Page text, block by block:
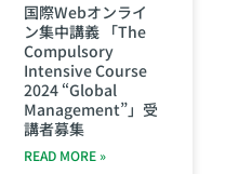
国際Webオンライ
ン集中講義 「The
Compulsory
Intensive Course
2024 “Global
Management”」受
講者募集
READ MORE »